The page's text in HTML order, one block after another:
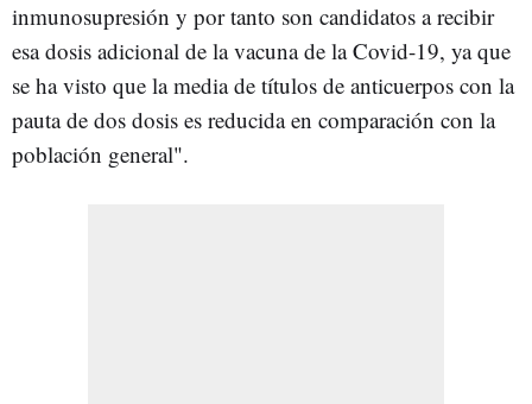
inmunosupresión y por tanto son candidatos a recibir
esa dosis adicional de la vacuna de la Covid-19, ya que
se ha visto que la media de títulos de anticuerpos con la
pauta de dos dosis es reducida en comparación con la
población general".